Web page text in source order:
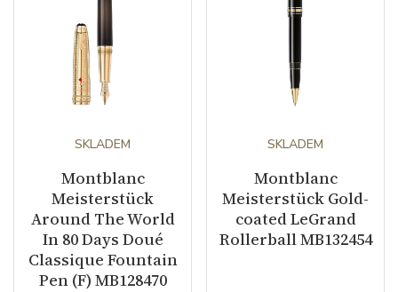
SKLADEM
Montblanc
Meisterstück
Around The World
In 80 Days Doué
Classique Fountain
Pen (F) MB128470
SKLADEM
Montblanc
Meisterstück Gold-
coated LeGrand
Rollerball MB132454